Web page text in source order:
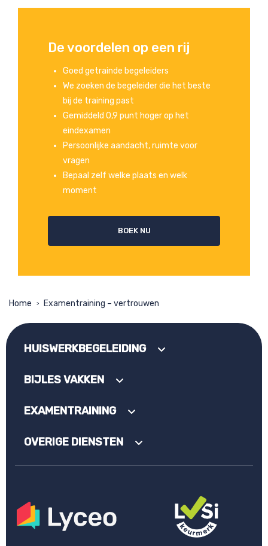
De voordelen op een rij
Goed getrainde begeleiders
We zoeken de begeleider die het beste
bij de training past
Gemiddeld 0,9 punt hoger op het
eindexamen
Persoonlijke aandacht, ruimte voor
vragen
Bepaal zelf welke plaats en welk
moment
BOEK NU
Home > Examentraining – vertrouwen
HUISWERKBEGELEIDING
BIJLES VAKKEN
EXAMENTRAINING
OVERIGE DIENSTEN